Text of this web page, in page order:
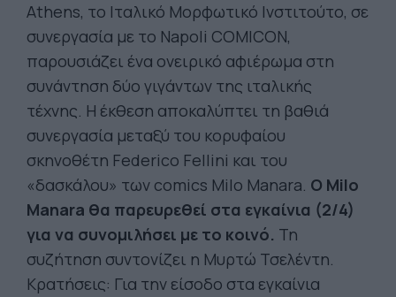
Athens, το Ιταλικό Μορφωτικό Ινστιτούτο, σε
συνεργασία με το Napoli COMICON,
παρουσιάζει ένα ονειρικό αφιέρωμα στη
συνάντηση δύο γιγάντων της ιταλικής
τέχνης. Η έκθεση αποκαλύπτει τη βαθιά
συνεργασία μεταξύ του κορυφαίου
σκηνοθέτη Federico Fellini και του
«δασκάλου» των comics Milo Manara. Ο Milo
Manara θα παρευρεθεί στα εγκαίνια (2/4)
για να συνομιλήσει με το κοινό. Τη
συζήτηση συντονίζει η Μυρτώ Τσελέντη.
Κρατήσεις: Για την είσοδο στα εγκαίνια